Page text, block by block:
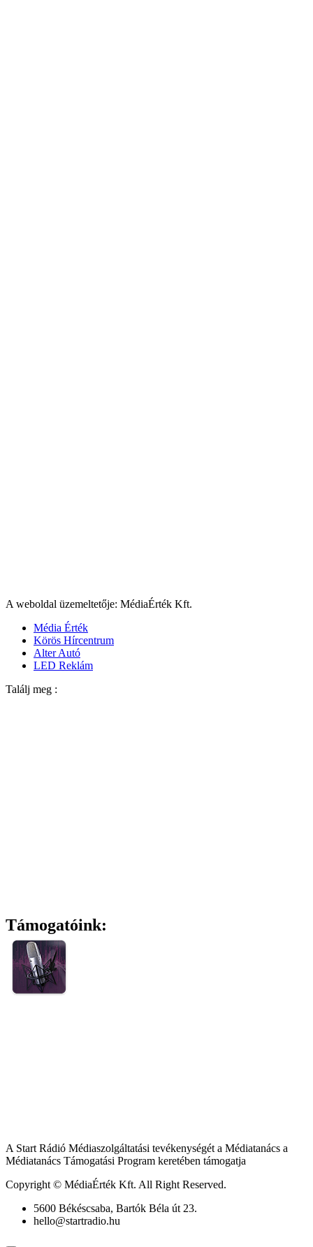
A weboldal üzemeltetője: MédiaÉrték Kft.
Média Érték
Körös Hírcentrum
Alter Autó
LED Reklám
Találj meg :
Támogatóink:
A Start Rádió Médiaszolgáltatási tevékenységét a Médiatanács a
Médiatanács Támogatási Program keretében támogatja
Copyright © MédiaÉrték Kft. All Right Reserved.
5600 Békéscsaba, Bartók Béla út 23.
hello@startradio.hu